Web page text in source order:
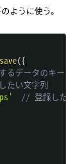
ように使う。
save({
るデータのキー
たい文字列
// 登録した